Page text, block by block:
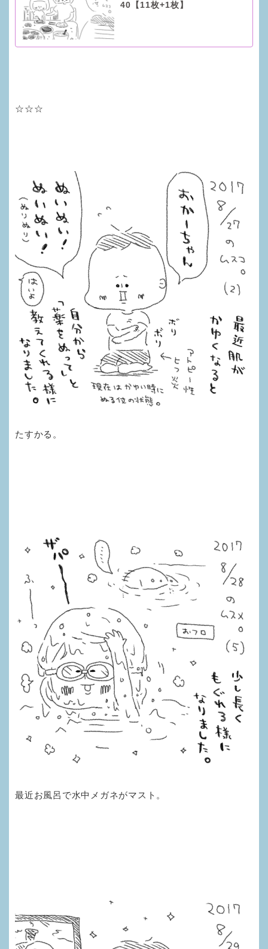
40【11枚+1枚】
☆☆☆
たすかる。
最近お風呂で水中メガネがマスト。